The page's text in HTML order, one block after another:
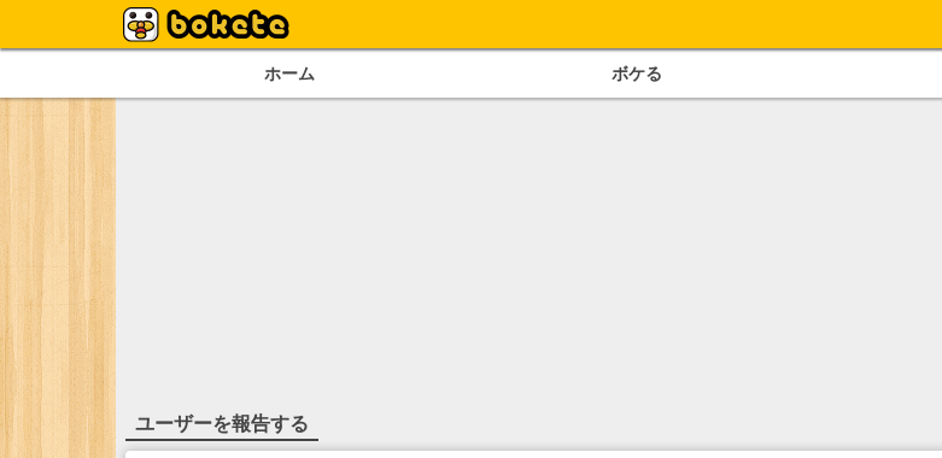
ホーム ボケる
ユーザーを報告する